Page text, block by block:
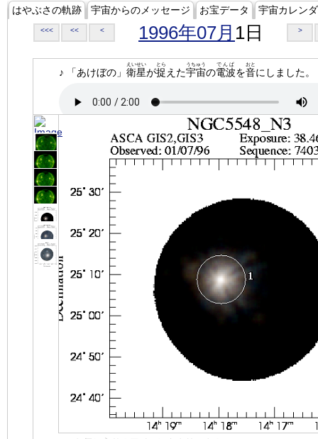
はやぶさの軌跡 宇宙からのメッセージ お宝データ 宇宙カレン
<<< << < 1996年07月 1日 >
♪ 「あけぼの」 衛星
えいせい
が捉
とら
えた宇宙
うちゅう
の電波
でんぱ
を音
おと
にしました。